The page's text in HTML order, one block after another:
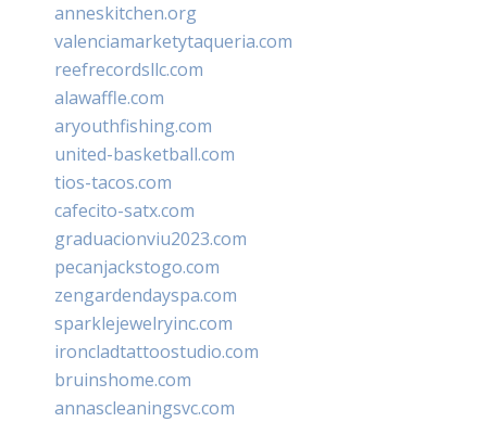
anneskitchen.org
valenciamarketytaqueria.com
reefrecordsllc.com
alawaffle.com
aryouthfishing.com
united-basketball.com
tios-tacos.com
cafecito-satx.com
graduacionviu2023.com
pecanjackstogo.com
zengardendayspa.com
sparklejewelryinc.com
ironcladtattoostudio.com
bruinshome.com
annascleaningsvc.com